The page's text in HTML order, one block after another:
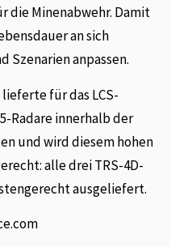
die Minenabwehr. Damit
an sich
Szenarien anpassen.
für das LCS-
Radare innerhalb der
und wird diesem hohen
alle drei TRS-4D-
ausgeliefert.